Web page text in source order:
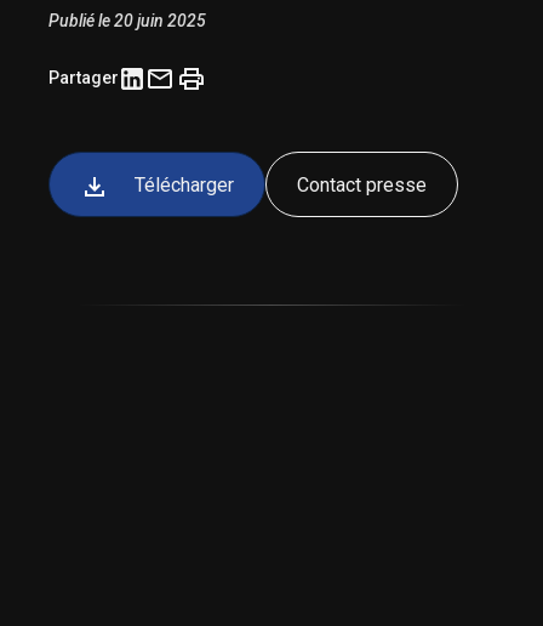
Télécharger Contact presse
Publié le 20 juin 2025
Partager